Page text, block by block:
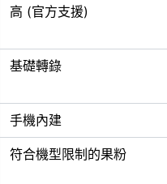
高 (官方支援)
基礎轉錄
手機內建
符合機型限制的果粉